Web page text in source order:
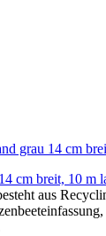
cm breit, 10 m
aus